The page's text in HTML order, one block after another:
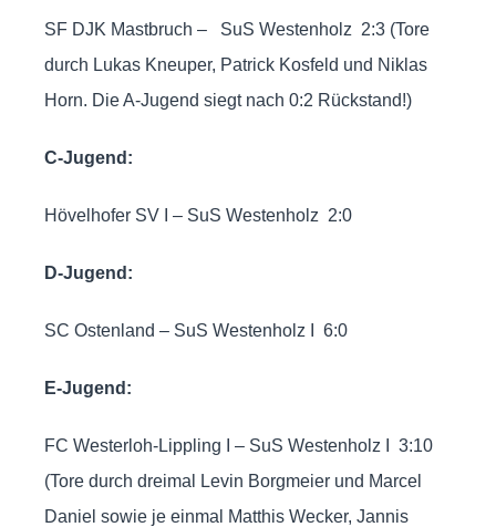
SF DJK Mastbruch – SuS Westenholz 2:3 (Tore
durch Lukas Kneuper, Patrick Kosfeld und Niklas
Horn. Die A-Jugend siegt nach 0:2 Rückstand!)
C-Jugend:
Hövelhofer SV I – SuS Westenholz 2:0
D-Jugend:
SC Ostenland – SuS Westenholz I 6:0
E-Jugend:
FC Westerloh-Lippling I – SuS Westenholz I 3:10
(Tore durch dreimal Levin Borgmeier und Marcel
Daniel sowie je einmal Matthis Wecker, Jannis